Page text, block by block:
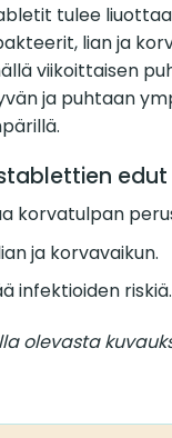
tulee
lian ja
viikoittaisen
ja puhtaan
edut
korvatulpan
ja korvavaikun.
infektioiden riskiä.
olevasta